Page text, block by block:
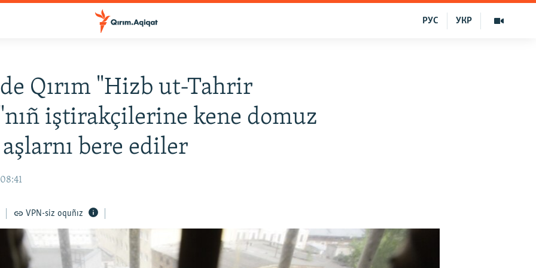
УКР
РУС
Qırım "Hizb ut-Tahrir
iştirakçilerine kene domuz
bere ediler
VPN-siz oquñız